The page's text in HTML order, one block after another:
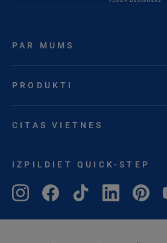
PAR MUMS
PRODUKTI
CITAS VIETNES
IZPILDIET QUICK-STEP